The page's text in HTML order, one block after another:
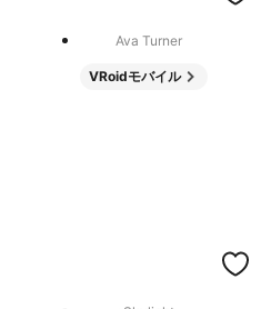
Ava Turner
VRoidモバイル